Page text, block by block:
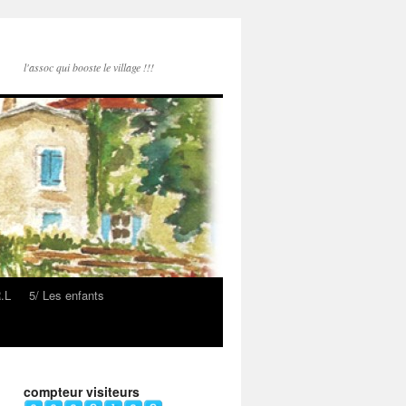
l'assoc qui booste le village !!!
5/ Les enfants
compteur visiteurs